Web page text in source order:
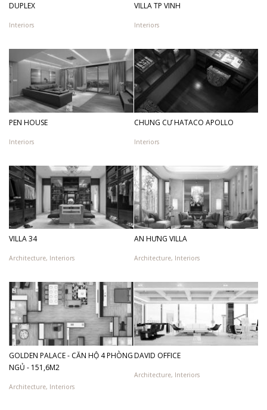
DUPLEX
Interiors
VILLA TP VINH
Interiors
PEN HOUSE
Interiors
CHUNG CƯ HATACO APOLLO
Interiors
VILLA 34
Architecture, Interiors
AN HƯNG VILLA
Architecture, Interiors
GOLDEN PALACE - CĂN HỘ 4 PHÒNG
NGỦ - 151,6M2
Architecture, Interiors
DAVID OFFICE
Architecture, Interiors